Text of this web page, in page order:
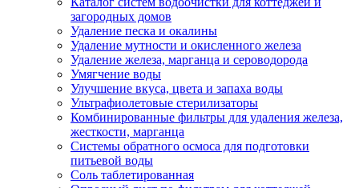
загородных домов
Удаление песка и окалины
Удаление мутности и окисленного железа
Удаление железа, марганца и сероводорода
Умягчение воды
Улучшение вкуса, цвета и запаха воды
Ультрафиолетовые стерилизаторы
Комбинированные фильтры для удаления железа,
жесткости, марганца
Системы обратного осмоса для подготовки
питьевой воды
Соль таблетированная